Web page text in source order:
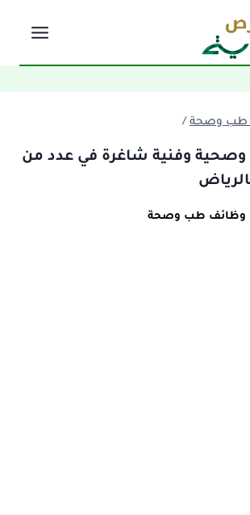
طب وصحة /
وصحية وفنية شاغرة في عدد من
وظائف طب وصحة